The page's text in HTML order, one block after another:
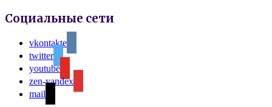
Социальные сети
vkontakte
twitter
youtube
zen-yandex
mail